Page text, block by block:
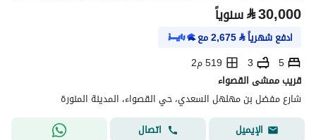
⃁30,000 سنوياً
ادفع شهرياً⃁
2,675مع
5
3
519 م2
قريب ممشى القصواء
شارع مفضل بن مهلهل السعدي، حي القصواء، المدينة المنورة
الإيميل
اتصال